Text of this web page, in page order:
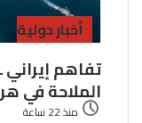
أخبار دولية
تفاهم
الملاحة في
منذ 22 ساعة